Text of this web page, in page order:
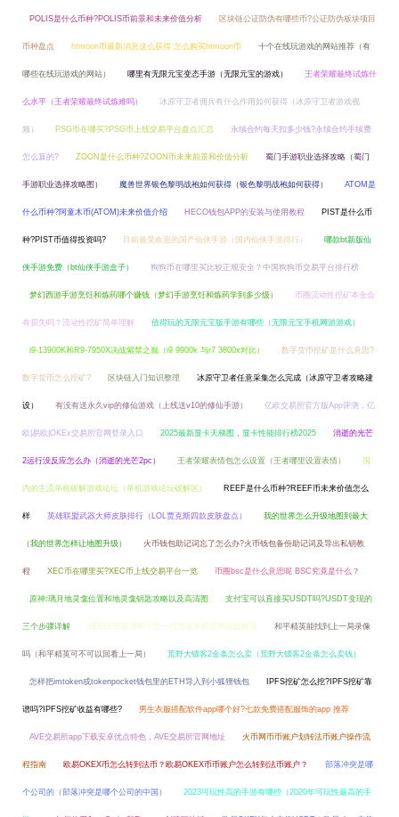
POLIS是什么币种?POLIS币前景和未来价值分析 区块链公证防伪有哪些币?公证防伪板块项目
币种盘点 htmoon币最新消息这么获得 怎么购买htmoon币 十个在线玩游戏的网站推荐（有
哪些在线玩游戏的网站） 哪里有无限元宝变态手游（无限元宝的游戏） 王者荣耀最终试炼什
么水平（王者荣耀最终试炼难吗） 冰原守卫者佣兵有什么作用如何获得（冰原守卫者游戏视
频） PSG币在哪买?PSG币上线交易平台盘点汇总 永续合约每天扣多少钱?永续合约手续费
怎么算的? ZOON是什么币种?ZOON币未来前景和价值分析 蜀门手游职业选择攻略（蜀门
手游职业选择攻略图） 魔兽世界银色黎明战袍如何获得（银色黎明战袍如何获得） ATOM是
什么币种?阿童木币(ATOM)未来价值介绍 HECO钱包APP的安装与使用教程 PIST是什么币
种?PIST币值得投资吗? 目前最受欢迎的国产仙侠手游（国内仙侠手游排行） 哪款bt新版仙
侠手游免费（bt仙侠手游盒子） 狗狗币在哪里买比较正规安全？中国狗狗币交易平台排行榜
梦幻西游手游烹饪和炼药哪个赚钱（梦幻手游烹饪和炼药学到多少级） 币圈流动性挖矿本金会
有损失吗？流动性挖矿简单理解 值得玩的无限元宝版手游有哪些（无限元宝手机网游游戏）
i9-13900K和R9-7950X决战紫禁之巅（i9 9900k 与r7 3800x对比） 数字货币挖矿是什么意思?
数字货币怎么挖矿? 区块链入门知识整理 冰原守卫者任意采集怎么完成（冰原守卫者攻略建
设） 有没有送永久vip的修仙游戏（上线送v10的修仙手游） 亿欧交易所官方版App评测，亿
欧|易欧|OKEx交易所官网登录入口 2025最新显卡天梯图，显卡性能排行榜2025 消逝的光芒
2运行没反应怎么办（消逝的光芒2pc） 王者荣耀表情包怎么设置（王者哪里设置表情） 国
内的主流单机破解游戏论坛（单机游戏论坛破解区） REEF是什么币种?REEF币未来价值怎么
样 英雄联盟武器大师皮肤排行（LOL贾克斯四款皮肤盘点） 我的世界怎么升级地图到最大
（我的世界怎样让地图升级） 火币钱包助记词忘了怎么办?火币钱包备份助记词及导出私钥教
程 XEC币在哪里买?XEC币上线交易平台一览 币圈bsc是什么意思呢 BSC究竟是什么？
原神:璃月地灵龛位置和地灵龛钥匙攻略以及高清图 支付宝可以直接买USDT吗?USDT变现的
三个步骤详解 SEELE币靠谱吗？元一代币未来前景和价值解读 和平精英能找到上一局录像
吗（和平精英可不可以回看上一局） 荒野大镖客2金条怎么卖（荒野大镖客2金条怎么卖钱）
怎样把imtoken或tokenpocket钱包里的ETH导入到小狐狸钱包 IPFS挖矿怎么挖?IPFS挖矿靠
谱吗?IPFS挖矿收益有哪些? 男生衣服搭配软件app哪个好?七款免费搭配服饰的app 推荐
AVE交易所app下载安卓优点特色，AVE交易所官网地址 火币网币币账户划转法币账户操作流
程指南 欧易OKEX币怎么转到法币？欧易OKEX币币账户怎么转到法币账户？ 部落冲突是哪
个公司的（部落冲突是哪个公司的中国） 2023可玩性高的手游有哪些（2020年可玩性最高的手